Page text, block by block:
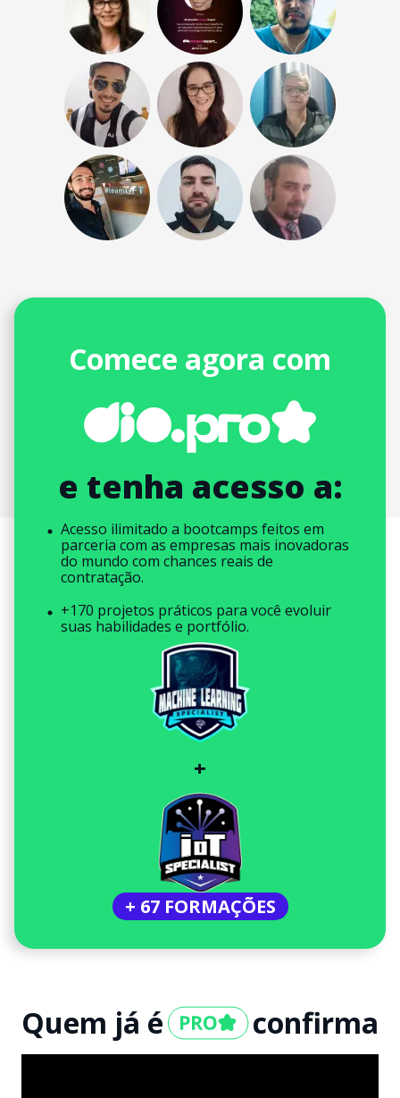
Comece agora com
e tenha acesso a:
Acesso ilimitado a bootcamps feitos em
parceria com as empresas mais inovadoras
do mundo com chances reais de
contratação.
+170 projetos práticos para você evoluir
suas habilidades e portfólio.
+
+ 67 FORMAÇÕES
Quem já é confirma